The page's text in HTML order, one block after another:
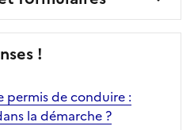
!
permis de conduire :
la démarche ?